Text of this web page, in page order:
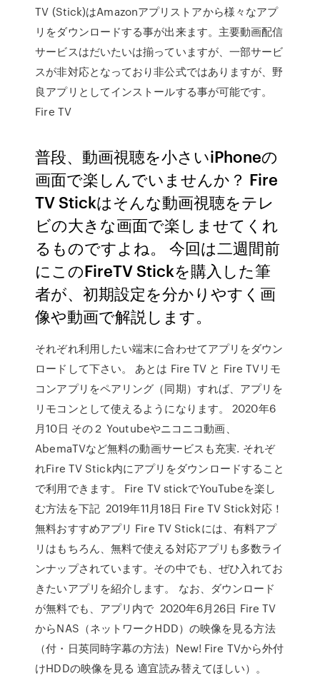
TV (Stick)はAmazonアプリストアから様々なアプ
リをダウンロードする事が出来ます。主要動画配信
サービスはだいたいは揃っていますが、一部サービ
スが非対応となっており非公式ではありますが、野
良アプリとしてインストールする事が可能です。
Fire TV
普段、動画視聴を小さいiPhoneの
画面で楽しんでいませんか？ Fire
TV Stickはそんな動画視聴をテレ
ビの大きな画面で楽しませてくれ
るものですよね。 今回は二週間前
にこのFireTV Stickを購入した筆
者が、初期設定を分かりやすく画
像や動画で解説します。
それぞれ利用したい端末に合わせてアプリをダウン
ロードして下さい。 あとは Fire TV と Fire TVリモ
コンアプリをペアリング（同期）すれば、アプリを
リモコンとして使えるようになります。 2020年6
月10日 その２ Youtubeやニコニコ動画、
AbemaTVなど無料の動画サービスも充実. それぞ
れFire TV Stick内にアプリをダウンロードすること
で利用できます。 Fire TV stickでYouTubeを楽し
む方法を下記 2019年11月18日 Fire TV Stick対応！
無料おすすめアプリ Fire TV Stickには、有料アプ
リはもちろん、無料で使える対応アプリも多数ライ
ンナップされています。その中でも、ぜひ入れてお
きたいアプリを紹介します。 なお、ダウンロード
が無料でも、アプリ内で 2020年6月26日 Fire TV
からNAS（ネットワークHDD）の映像を見る方法
（付・日英同時字幕の方法）New! Fire TVから外付
けHDDの映像を見る 適宜読み替えてほしい）。